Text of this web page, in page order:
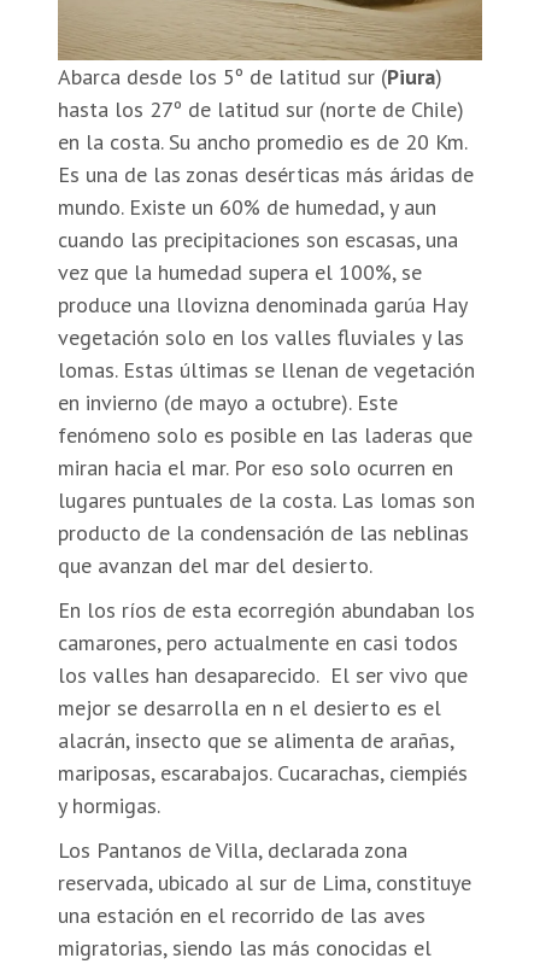
Abarca desde los 5º de latitud sur (Piura)
hasta los 27º de latitud sur (norte de Chile)
en la costa. Su ancho promedio es de 20 Km.
Es una de las zonas desérticas más áridas de
mundo. Existe un 60% de humedad, y aun
cuando las precipitaciones son escasas, una
vez que la humedad supera el 100%, se
produce una llovizna denominada garúa Hay
vegetación solo en los valles fluviales y las
lomas. Estas últimas se llenan de vegetación
en invierno (de mayo a octubre). Este
fenómeno solo es posible en las laderas que
miran hacia el mar. Por eso solo ocurren en
lugares puntuales de la costa. Las lomas son
producto de la condensación de las neblinas
que avanzan del mar del desierto.
En los ríos de esta ecorregión abundaban los
camarones, pero actualmente en casi todos
los valles han desaparecido. El ser vivo que
mejor se desarrolla en n el desierto es el
alacrán, insecto que se alimenta de arañas,
mariposas, escarabajos. Cucarachas, ciempiés
y hormigas.
Los Pantanos de Villa, declarada zona
reservada, ubicado al sur de Lima, constituye
una estación en el recorrido de las aves
migratorias, siendo las más conocidas el